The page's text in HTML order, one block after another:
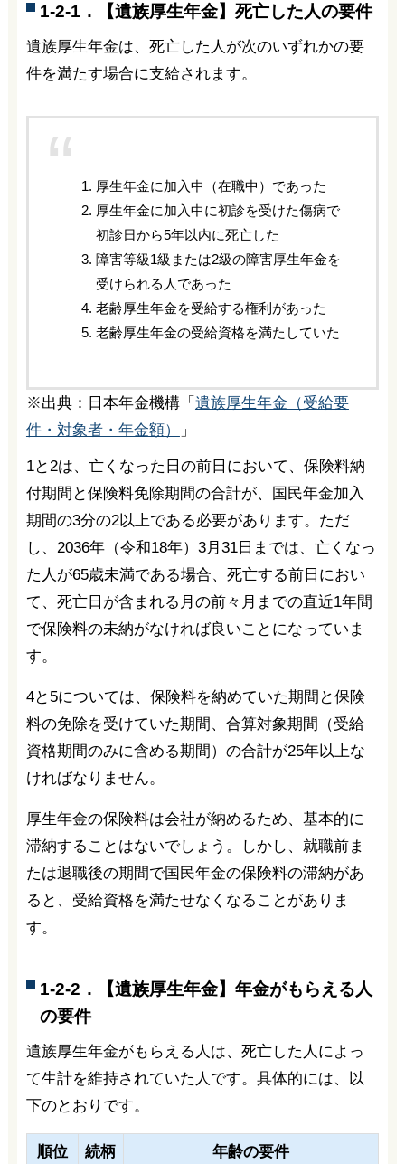
1-2-1．【遺族厚生年金】死亡した人の要件
遺族厚生年金は、死亡した人が次のいずれかの要
件を満たす場合に支給されます。
厚生年金に加入中（在職中）であった
厚生年金に加入中に初診を受けた傷病で
初診日から5年以内に死亡した
障害等級1級または2級の障害厚生年金を
受けられる人であった
老齢厚生年金を受給する権利があった
老齢厚生年金の受給資格を満たしていた
※出典：日本年金機構「 遺族厚生年金（受給要
件・対象者・年金額）
」
1と2は、亡くなった日の前日において、保険料納
付期間と保険料免除期間の合計が、国民年金加入
期間の3分の2以上である必要があります。ただ
し、2036年（令和18年）3月31日までは、亡くなっ
た人が65歳未満である場合、死亡する前日におい
て、死亡日が含まれる月の前々月までの直近1年間
で保険料の未納がなければ良いことになっていま
す。
4と5については、保険料を納めていた期間と保険
料の免除を受けていた期間、合算対象期間（受給
資格期間のみに含める期間）の合計が25年以上な
ければなりません。
厚生年金の保険料は会社が納めるため、基本的に
滞納することはないでしょう。しかし、就職前ま
たは退職後の期間で国民年金の保険料の滞納があ
ると、受給資格を満たせなくなることがありま
す。
1-2-2．【遺族厚生年金】年金がもらえる人
の要件
遺族厚生年金がもらえる人は、死亡した人によっ
て生計を維持されていた人です。具体的には、以
下のとおりです。
順位 続柄 年齢の要件